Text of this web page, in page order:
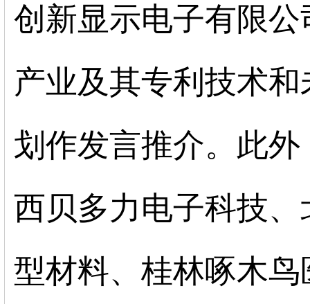
创新显示电子有限
产业及其专利技术
划作发言推介。此
西贝多力电子科技
型材料、桂林啄木